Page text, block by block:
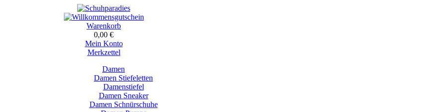
Warenkorb
0,00 €
Mein Konto
Merkzettel
Damen
Damen Stiefeletten
Damenstiefel
Damen Sneaker
Damen Schnürschuhe